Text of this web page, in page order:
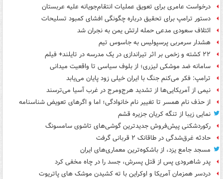
درخواست عامری برای تعویق عملیات انتقام‌جویانه علیه عربستان
دستور ترامپ برای تحقیق درباره چگونگی افشای کمبود تسلیحات
ائتلاف سعودی مدعی حمله ارتش یمن به نجران شد
هشدار سرمربی پرسپولیس به جاسوس تیم
۲۲ کشته و زخمی بر اثر تیراندازی در یک مدرسه در تایلند+ فیلم
سامانه ضد موشکی لیزری؛ از بلوف سیاسی تا واقعیت میدانی
ترامپ: فکر می‌کنم جنگ با ایران خیلی زود پایان می‌یابد
نیمی از آمریکایی‌ها از تشدید هرج‌ومرج در غرب آسیا می‌ترسند
از حذف نام همسر تا تغییر نام خانوادگی؛ اما و اگرهای تعویض شناسنامه
نمایی زیبا از تنگه کریان جزیره قشم
رکوردشکنی پیش‌فروش جدیدترین گوشی‌های تاشوی سامسونگ
حادثه غرق‌شدگی در طاقانک ۲ قربانی گرفت
مسجد جامع یزد، از باشکوه‌ترین معماری‌های ایران
پدر شاهرودی پس از قتل پسرش، جسد را در چاه مخفی کرد
دردسر همزمان آمریکا و اوکراین با ته کشیدن موشک های پاتریوت